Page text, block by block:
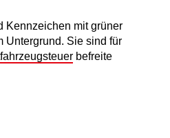
Kennzeichen mit grüner
Untergrund. Sie sind für
befreite